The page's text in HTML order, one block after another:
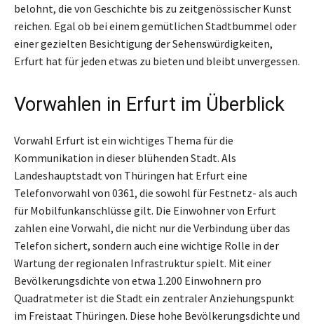
belohnt, die von Geschichte bis zu zeitgenössischer Kunst
reichen. Egal ob bei einem gemütlichen Stadtbummel oder
einer gezielten Besichtigung der Sehenswürdigkeiten,
Erfurt hat für jeden etwas zu bieten und bleibt unvergessen.
Vorwahlen in Erfurt im Überblick
Vorwahl Erfurt ist ein wichtiges Thema für die
Kommunikation in dieser blühenden Stadt. Als
Landeshauptstadt von Thüringen hat Erfurt eine
Telefonvorwahl von 0361, die sowohl für Festnetz- als auch
für Mobilfunkanschlüsse gilt. Die Einwohner von Erfurt
zahlen eine Vorwahl, die nicht nur die Verbindung über das
Telefon sichert, sondern auch eine wichtige Rolle in der
Wartung der regionalen Infrastruktur spielt. Mit einer
Bevölkerungsdichte von etwa 1.200 Einwohnern pro
Quadratmeter ist die Stadt ein zentraler Anziehungspunkt
im Freistaat Thüringen. Diese hohe Bevölkerungsdichte und